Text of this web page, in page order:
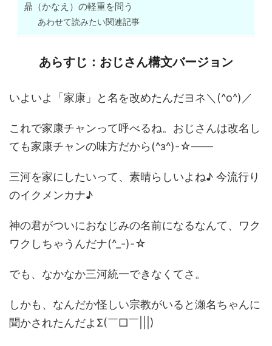
鼎（かなえ）の軽重を問う
あわせて読みたい関連記事
あらすじ：おじさん構文バージョン
いよいよ「家康」と名を改めたんだヨネ＼(^o^)／
これで家康チャンって呼べるね。おじさんは改名し
ても家康チャンの味方だから(^з^)-☆――
三河を家にしたいって、素晴らしいよね♪ 今流行り
のイクメンカナ♪
神の君がついにおなじみの名前になるなんて、ワク
ワクしちゃうんだナ(^_-)-☆
でも、なかなか三河統一できなくてさ。
しかも、なんだか怪しい宗教がいると瀬名ちゃんに
聞かされたんだよΣ(￣□￣|||)